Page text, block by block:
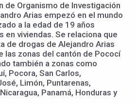
de Organismo de Investigación
Arias empezó en el mundo
a la edad de 19 años
en viviendas. Se relaciona que
de drogas de Alejandro Arias
las zonas del cantón de Pococí
también a zonas como
Pocora, San Carlos,
Limón, Puntarenas,
Panamá, Honduras y